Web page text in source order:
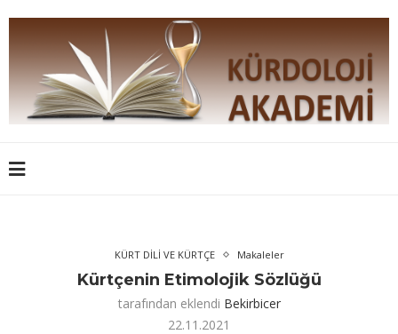
KÜRT DİLİ VE KÜRTÇE Makaleler
Kürtçenin Etimolojik Sözlüğü
tarafından eklendi Bekirbicer
22.11.2021